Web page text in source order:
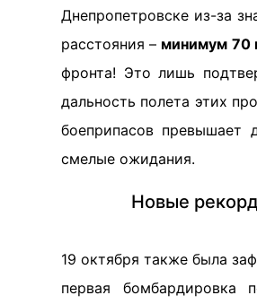
Днепропетровске из-за
расстояния – минимум 70
фронта! Это лишь
дальность полета этих
боеприпасов превышает
смелые ожидания.
Новые
19 октября также была
первая бомбардировка